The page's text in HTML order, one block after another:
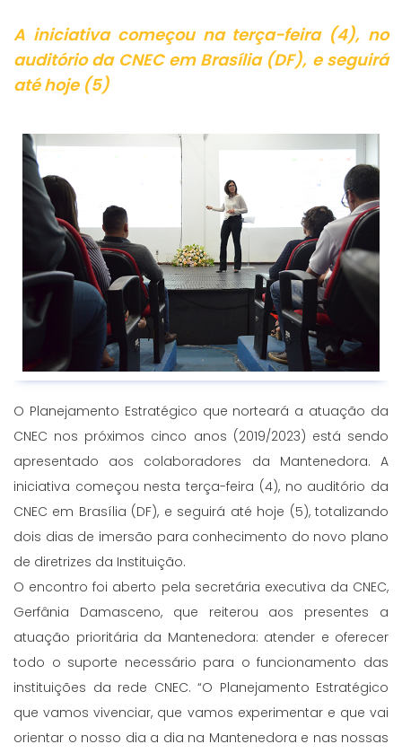
A iniciativa começou na terça-feira (4), no
auditório da CNEC em Brasília (DF), e seguirá
até hoje (5)
O Planejamento Estratégico que norteará a atuação da
CNEC nos próximos cinco anos (2019/2023) está sendo
apresentado aos colaboradores da Mantenedora. A
iniciativa começou nesta terça-feira (4), no auditório da
CNEC em Brasília (DF), e seguirá até hoje (5), totalizando
dois dias de imersão para conhecimento do novo plano
de diretrizes da Instituição.
O encontro foi aberto pela secretária executiva da CNEC,
Gerfânia Damasceno, que reiterou aos presentes a
atuação prioritária da Mantenedora: atender e oferecer
todo o suporte necessário para o funcionamento das
instituições da rede CNEC. “O Planejamento Estratégico
que vamos vivenciar, que vamos experimentar e que vai
orientar o nosso dia a dia na Mantenedora e nas nossas